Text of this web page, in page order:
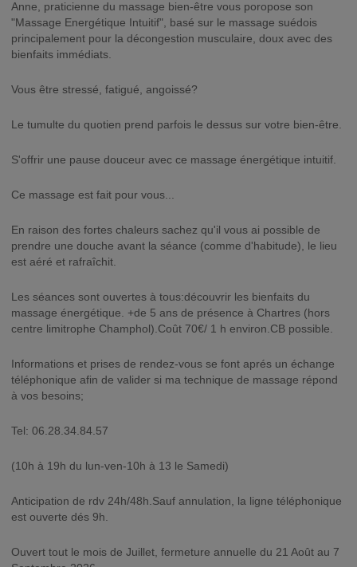
Anne, praticienne du massage bien-être vous poropose son
"Massage Energétique Intuitif", basé sur le massage suédois
principalement pour la décongestion musculaire, doux avec des
bienfaits immédiats.
Vous être stressé, fatigué, angoissé?
Le tumulte du quotien prend parfois le dessus sur votre bien-être.
S'offrir une pause douceur avec ce massage énergétique intuitif.
Ce massage est fait pour vous...
En raison des fortes chaleurs sachez qu'il vous ai possible de
prendre une douche avant la séance (comme d'habitude), le lieu
est aéré et rafraîchit.
Les séances sont ouvertes à tous:découvrir les bienfaits du
massage énergétique. +de 5 ans de présence à Chartres (hors
centre limitrophe Champhol).Coût 70€/ 1 h environ.CB possible.
Informations et prises de rendez-vous se font aprés un échange
téléphonique afin de valider si ma technique de massage répond
à vos besoins;
Tel: 06.28.34.84.57
(10h à 19h du lun-ven-10h à 13 le Samedi)
Anticipation de rdv 24h/48h.Sauf annulation, la ligne téléphonique
est ouverte dés 9h.
Ouvert tout le mois de Juillet, fermeture annuelle du 21 Août au 7